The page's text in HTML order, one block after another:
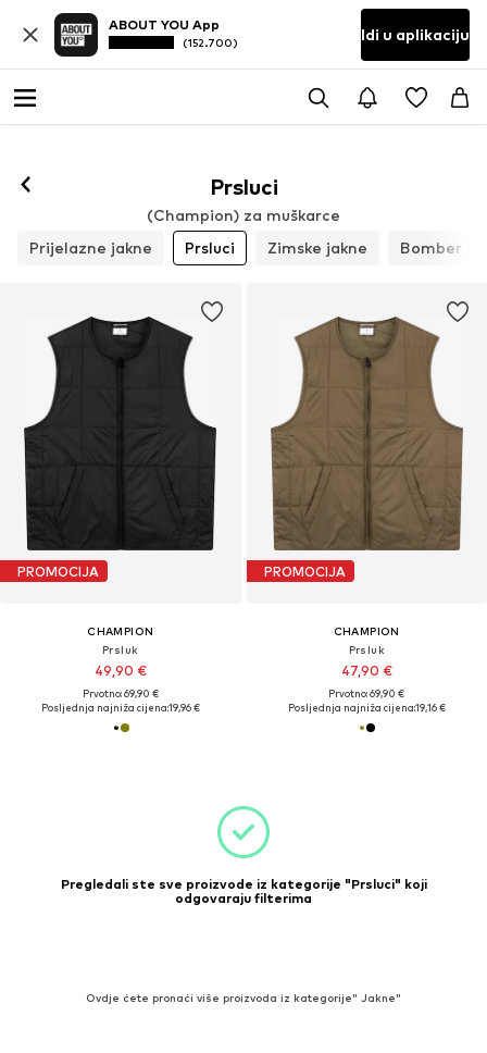
ABOUT YOU App
(152.700) Idi u aplikaciju
Prsluci
(Champion) za muškarce
Prijelazne jakne
Prsluci Zimske jakne Bomber
PROMOCIJA
CHAMPION
Prsluk
49,90 €
Prvotno: 69,90 €
Posljednja najniža cijena:19,96 €
PROMOCIJA
CHAMPION
Prsluk
47,90 €
Prvotno: 69,90 €
Posljednja najniža cijena:19,16 €
Pregledali ste sve proizvode iz kategorije "Prsluci" koji
odgovaraju filterima
Ovdje ćete pronaći više proizvoda iz kategorije" Jakne"